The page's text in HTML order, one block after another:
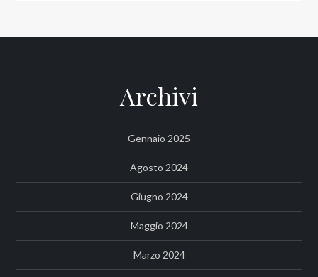
Archivi
Gennaio 2025
Agosto 2024
Giugno 2024
Maggio 2024
Marzo 2024